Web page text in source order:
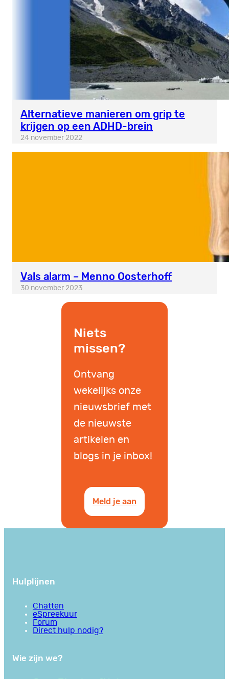
Alternatieve manieren om grip te
krijgen op een ADHD-brein
24 november 2022
Vals alarm – Menno Oosterhoff
30 november 2023
Niets
missen?
Ontvang
wekelijks onze
nieuwsbrief met
de nieuwste
artikelen en
blogs in je inbox!
Meld je aan
Hulplijnen
Chatten
eSpreekuur
Forum
Direct hulp nodig?
Wie zijn we?